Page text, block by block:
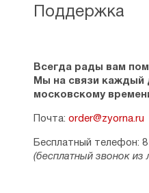
Поддержка
Всегда рады вам
Мы на связи каждый
московскому
Почта: order@zyorna.ru
Бесплатный телефон: 8
(бесплатный звонок из